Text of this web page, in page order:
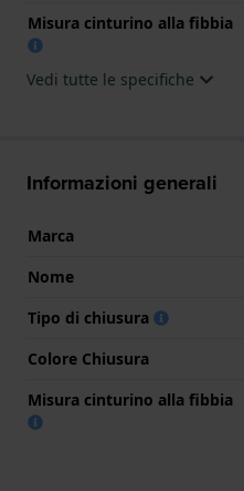
Misura cinturino alla fibbia
Vedi tutte le specifiche
Informazioni generali
Marca
Nome
Tipo di chiusura
Colore Chiusura
Misura cinturino alla fibbia